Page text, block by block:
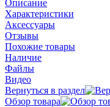
Описание
Характеристики
Аксессуары
Отзывы
Похожие товары
Наличие
Файлы
Видео
Вернуться в раздел
Обзор товара